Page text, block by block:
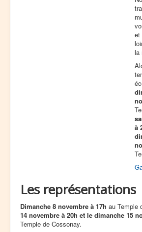
et
la
à
Les représentations
Dimanche 8 novembre à 17h au Temple
14 novembre à 20h et le dimanche 15
Temple de Cossonay.